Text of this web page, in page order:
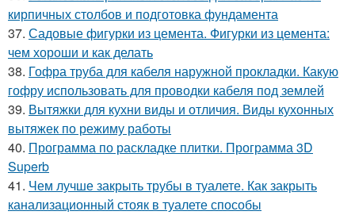
кирпичных столбов и подготовка фундамента
37. Садовые фигурки из цемента. Фигурки из цемента:
чем хороши и как делать
38. Гофра труба для кабеля наружной прокладки. Какую
гофру использовать для проводки кабеля под землей
39. Вытяжки для кухни виды и отличия. Виды кухонных
вытяжек по режиму работы
40. Программа по раскладке плитки. Программа 3D
Superb
41. Чем лучше закрыть трубы в туалете. Как закрыть
канализационный стояк в туалете способы